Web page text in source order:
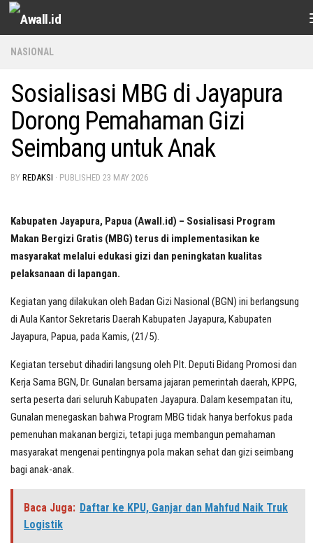
Skip to content
NASIONAL
Sosialisasi MBG di Jayapura
Dorong Pemahaman Gizi
Seimbang untuk Anak
BY REDAKSI · PUBLISHED 23 MAY 2026
Kabupaten Jayapura, Papua (Awall.id) – Sosialisasi Program
Makan Bergizi Gratis (MBG) terus di implementasikan ke
masyarakat melalui edukasi gizi dan peningkatan kualitas
pelaksanaan di lapangan.
Kegiatan yang dilakukan oleh Badan Gizi Nasional (BGN) ini berlangsung
di Aula Kantor Sekretaris Daerah Kabupaten Jayapura, Kabupaten
Jayapura, Papua, pada Kamis, (21/5).
Kegiatan tersebut dihadiri langsung oleh Plt. Deputi Bidang Promosi dan
Kerja Sama BGN, Dr. Gunalan bersama jajaran pemerintah daerah, KPPG,
serta peserta dari seluruh Kabupaten Jayapura. Dalam kesempatan itu,
Gunalan menegaskan bahwa Program MBG tidak hanya berfokus pada
pemenuhan makanan bergizi, tetapi juga membangun pemahaman
masyarakat mengenai pentingnya pola makan sehat dan gizi seimbang
bagi anak-anak.
Baca Juga: Daftar ke KPU, Ganjar dan Mahfud Naik Truk
Logistik